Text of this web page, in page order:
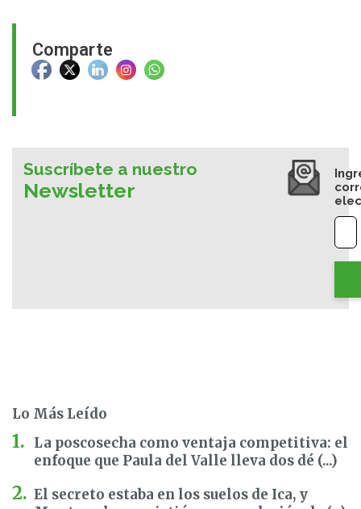
Comparte
Suscríbete a nuestro
Newsletter
Lo Más Leído
La poscosecha como ventaja competitiva: el
enfoque que Paula del Valle lleva dos dé (...)
El secreto estaba en los suelos de Ica, y